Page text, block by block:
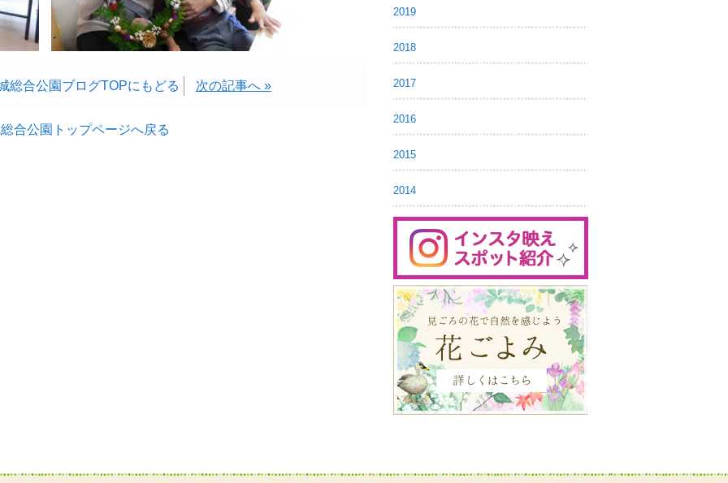
総合公園ブログTOPにもどる 次の記事へ »
合公園トップページへ戻る
2019
2018
2017
2016
2015
2014